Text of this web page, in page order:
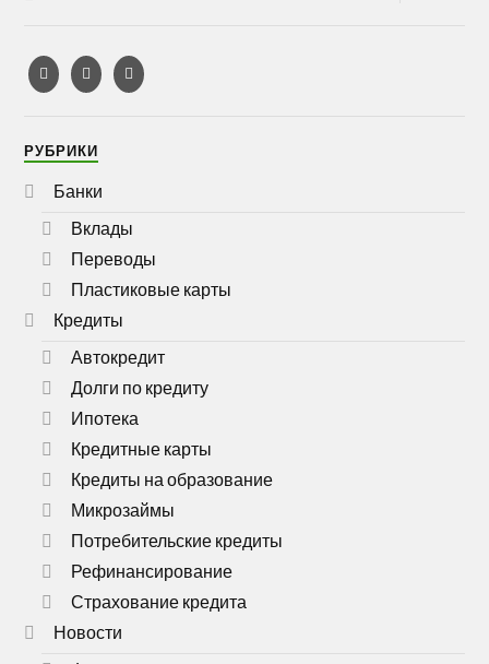
РУБРИКИ
Банки
Вклады
Переводы
Пластиковые карты
Кредиты
Автокредит
Долги по кредиту
Ипотека
Кредитные карты
Кредиты на образование
Микрозаймы
Потребительские кредиты
Рефинансирование
Страхование кредита
Новости